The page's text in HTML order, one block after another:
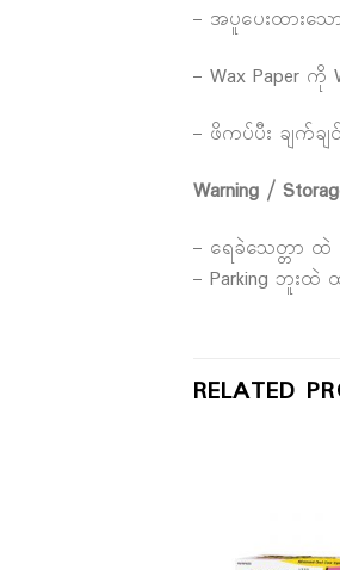
– အပူပေးထားသ
– Wax Paper
– ဖိကပ်ပီး ချက်ခ
Warning /
– ရေခဲသေတ္တာ
– Parking ဘူး
RELATED